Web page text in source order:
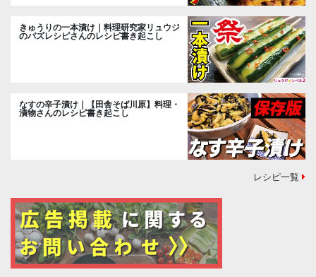
きゅうりの一本漬け｜料理研究家リュウジ
のバズレシピさんのレシピ書き起こし
なすの辛子漬け｜【田舎そば川原】料理・
漬物さんのレシピ書き起こし
レシピ一覧